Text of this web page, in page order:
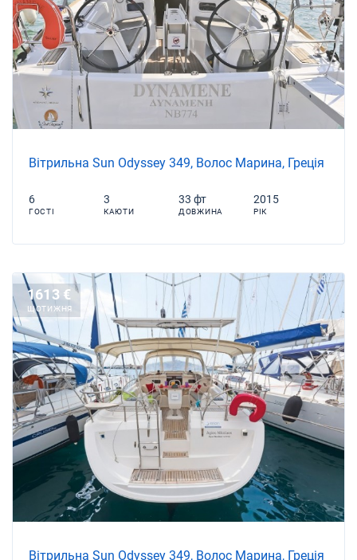
Вітрильна Sun Odyssey 349, Волос Марина, Греція
6
ГОСТІ
3
КАЮТИ
33 фт
ДОВЖИНА
2015
РІК
1613 €
ЩОТИЖНЯ
Вітрильна Sun Odyssey 349, Волос Марина, Греція